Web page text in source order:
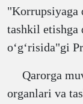
"Korrupsiyaga
tashkil etishga
oʻgʻrisida"gi
Qarorga
organlari va